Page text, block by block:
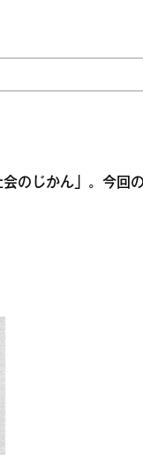
のじかん」。今回